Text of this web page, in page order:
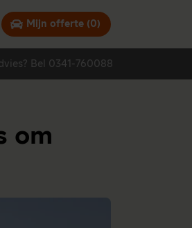
Bel 0341-760088
Mijn offerte (0)
om